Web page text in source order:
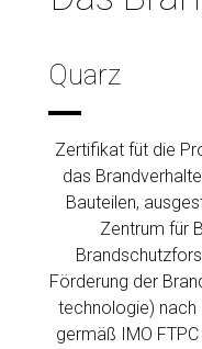
Quarz
Zertifikat füt die
das
Bauteilen,
Zentrum für
Förderung der
technologie) nach
germäß IMO